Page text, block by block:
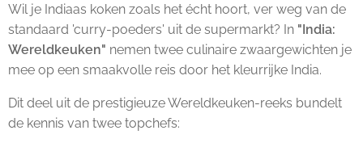
Wil je Indiaas koken zoals het écht hoort, ver weg van de
standaard 'curry-poeders' uit de supermarkt? In "India:
Wereldkeuken" nemen twee culinaire zwaargewichten je
mee op een smaakvolle reis door het kleurrijke India.
Dit deel uit de prestigieuze Wereldkeuken-reeks bundelt
de kennis van twee topchefs: